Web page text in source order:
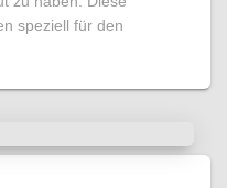
speziell für den